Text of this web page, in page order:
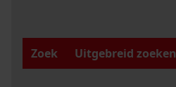
Zoek
Uitgebreid zoeken